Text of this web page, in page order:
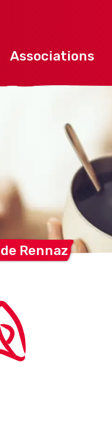
Associations
Rennaz